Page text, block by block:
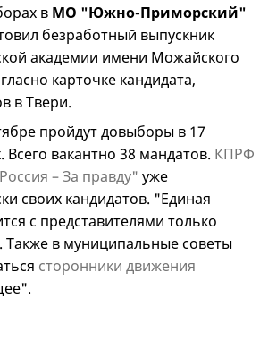
в МО "Южно-Приморский"
безработный выпускник
академии имени Можайского
карточке кандидата,
в Твери.
пройдут довыборы в 17
Всего вакантно 38 мандатов. КПРФ
– За правду" уже
своих кандидатов. "Единая
с представителями только
Также в муниципальные советы
сторонники движения